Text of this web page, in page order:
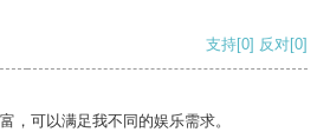
支持[0] 反对[0]
，可以满足我不同的娱乐需求。